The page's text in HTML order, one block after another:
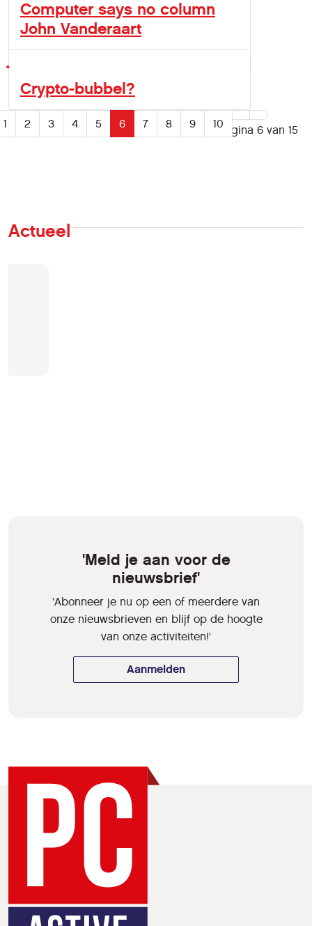
Computer says no column
John Vanderaart
Crypto-bubbel?
Pagina 6 van 15
1 2 3 4 5 6 7 8 9 10
Actueel
'Meld je aan voor de
nieuwsbrief'
'Abonneer je nu op een of meerdere van
onze nieuwsbrieven en blijf op de hoogte
van onze activiteiten!'
Aanmelden